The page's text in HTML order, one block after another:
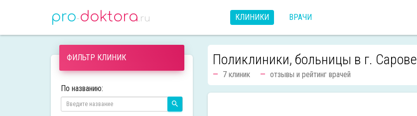
pro-doktora.ru КЛИНИКИ ВРАЧИ
ФИЛЬТР КЛИНИК
По названию:
Поликлиники, больницы в г. Сарове
7 клиник отзывы и рейтинг врачей